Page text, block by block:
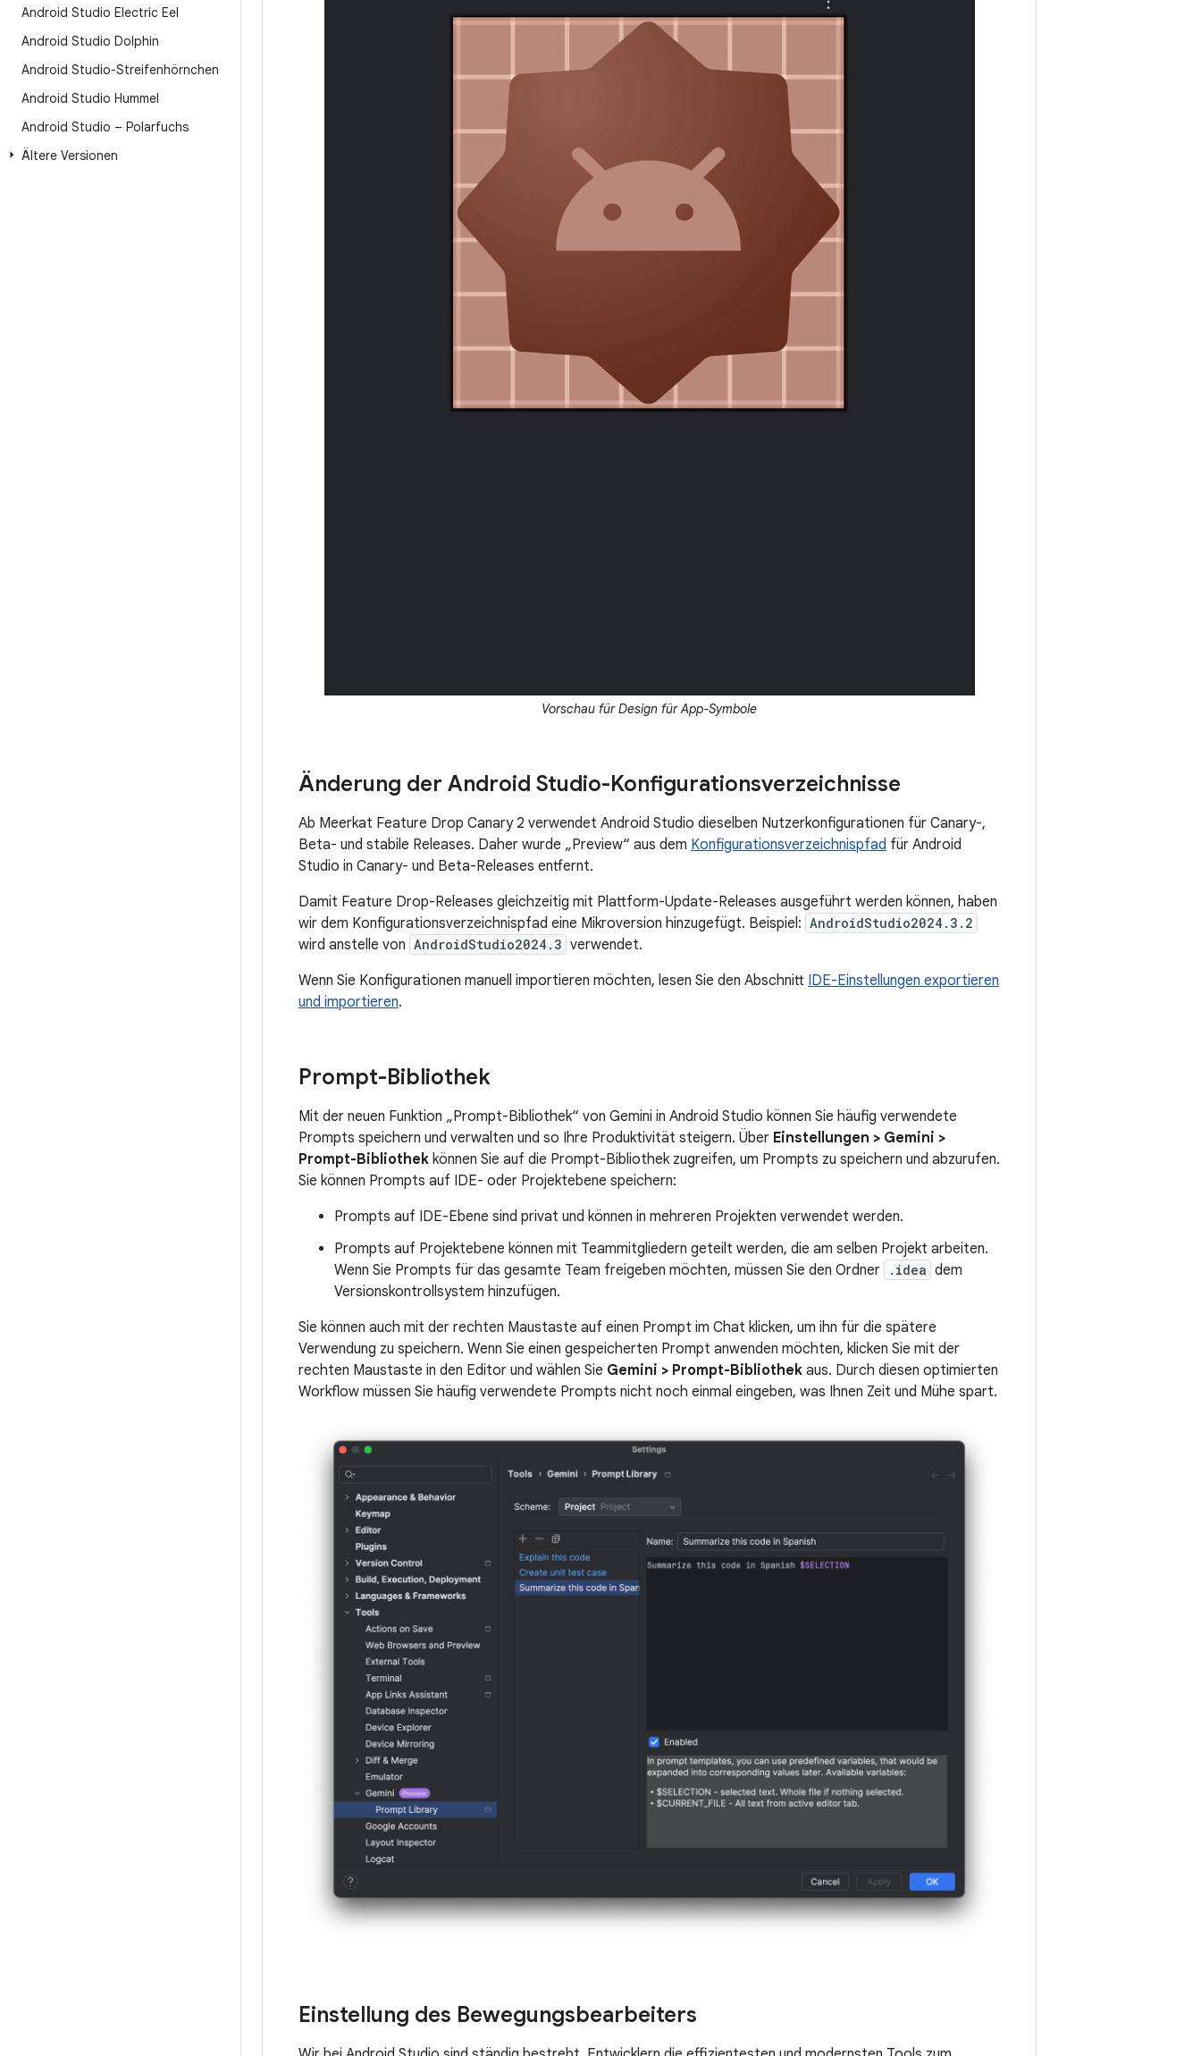
Android Studio Electric Eel
Android Studio Dolphin
Android Studio-Streifenhörnchen
Android Studio Hummel
Android Studio – Polarfuchs
Ältere Versionen
Vorschau für Design für App-Symbole
Änderung der Android Studio-Konfigurationsverzeichnisse
Ab Meerkat Feature Drop Canary 2 verwendet Android Studio dieselben Nutzerkonfigurationen für Canary-,
Beta- und stabile Releases. Daher wurde „Preview“ aus dem Konfigurationsverzeichnispfad für Android
Studio in Canary- und Beta-Releases entfernt.
Damit Feature Drop-Releases gleichzeitig mit Plattform-Update-Releases ausgeführt werden können, haben
wir dem Konfigurationsverzeichnispfad eine Mikroversion hinzugefügt. Beispiel: AndroidStudio2024.3.2
wird anstelle von AndroidStudio2024.3 verwendet.
Wenn Sie Konfigurationen manuell importieren möchten, lesen Sie den Abschnitt IDE-Einstellungen exportieren
und importieren.
Prompt-Bibliothek
Mit der neuen Funktion „Prompt-Bibliothek“ von Gemini in Android Studio können Sie häufig verwendete
Prompts speichern und verwalten und so Ihre Produktivität steigern. Über Einstellungen > Gemini >
Prompt-Bibliothek können Sie auf die Prompt-Bibliothek zugreifen, um Prompts zu speichern und abzurufen.
Sie können Prompts auf IDE- oder Projektebene speichern:
Prompts auf IDE-Ebene sind privat und können in mehreren Projekten verwendet werden.
Prompts auf Projektebene können mit Teammitgliedern geteilt werden, die am selben Projekt arbeiten.
Wenn Sie Prompts für das gesamte Team freigeben möchten, müssen Sie den Ordner
.idea dem
Versionskontrollsystem hinzufügen.
Sie können auch mit der rechten Maustaste auf einen Prompt im Chat klicken, um ihn für die spätere
Verwendung zu speichern. Wenn Sie einen gespeicherten Prompt anwenden möchten, klicken Sie mit der
rechten Maustaste in den Editor und wählen Sie Gemini > Prompt-Bibliothek aus. Durch diesen optimierten
Workflow müssen Sie häufig verwendete Prompts nicht noch einmal eingeben, was Ihnen Zeit und Mühe spart.
Einstellung des Bewegungsbearbeiters